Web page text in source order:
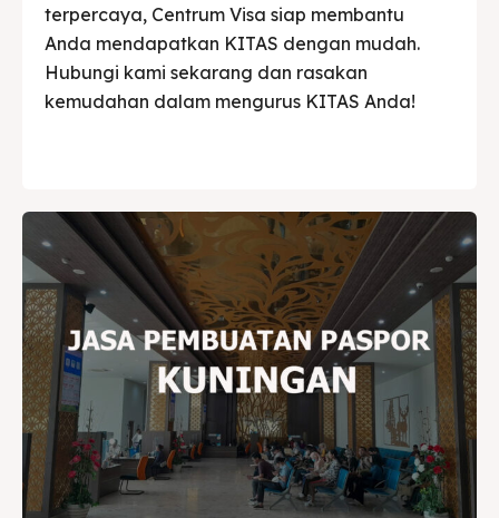
terpercaya, Centrum Visa siap membantu
Anda mendapatkan KITAS dengan mudah.
Hubungi kami sekarang dan rasakan
kemudahan dalam mengurus KITAS Anda!